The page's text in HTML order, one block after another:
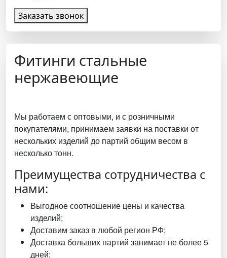
Заказать звонок
Фитинги стальные
нержавеющие
Мы работаем с оптовыми, и с розничными
покупателями, принимаем заявки на поставки от
нескольких изделий до партий общим весом в
несколько тонн.
Преимущества сотрудничества с
нами:
Выгодное соотношение цены и качества
изделий;
Доставим заказ в любой регион РФ;
Доставка больших партий занимает не более 5
дней;